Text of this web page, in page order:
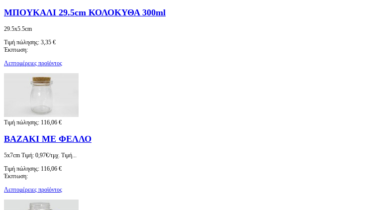
ΜΠΟΥΚΑΛΙ 29.5cm ΚΟΛΟΚΥΘΑ 300ml
29.5x5.5cm
Τιμή πώλησης: 3,35 €
Έκπτωση:
Λεπτομέρειες προϊόντος
Τιμή πώλησης: 116,06 €
ΒΑΖΑΚΙ ΜΕ ΦΕΛΛΟ
5x7cm Τιμή: 0,97€/τμχ. Τιμή...
Τιμή πώλησης: 116,06 €
Έκπτωση:
Λεπτομέρειες προϊόντος